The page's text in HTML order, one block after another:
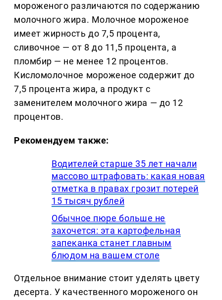
мороженого различаются по содержанию
молочного жира. Молочное мороженое
имеет жирность до 7,5 процента,
сливочное — от 8 до 11,5 процента, а
пломбир — не менее 12 процентов.
Кисломолочное мороженое содержит до
7,5 процента жира, а продукт с
заменителем молочного жира — до 12
процентов.
Рекомендуем также:
Водителей старше 35 лет начали
массово штрафовать: какая новая
отметка в правах грозит потерей
15 тысяч рублей
Обычное пюре больше не
захочется: эта картофельная
запеканка станет главным
блюдом на вашем столе
Отдельное внимание стоит уделять цвету
десерта. У качественного мороженого он